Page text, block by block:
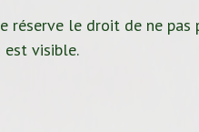
réserve le droit de ne
est visible.